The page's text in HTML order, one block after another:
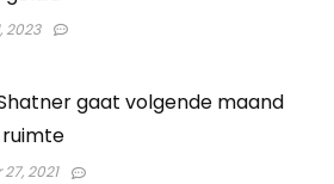
2023
gaat volgende maand
2021